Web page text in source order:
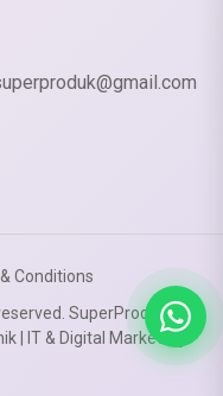
Conditions
SuperProduk
| IT & Digital Marketing
had. Any
Decline